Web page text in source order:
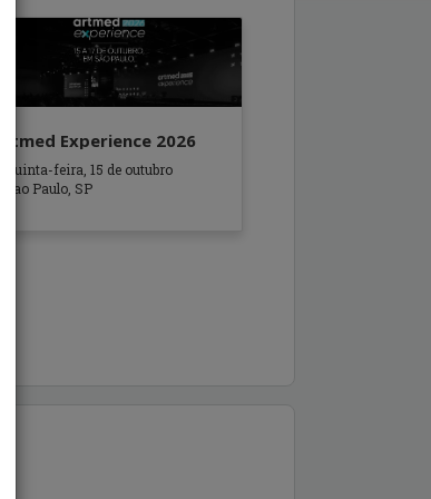
Artmed Experience 2026
quinta-feira, 15 de outubro
Sao Paulo, SP